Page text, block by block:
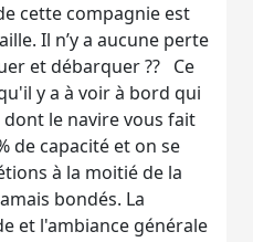
cette compagnie est
Il n’y a aucune perte
et débarquer ?? Ce
y a à voir à bord qui
le navire vous fait
de capacité et on se
à la moitié de la
bondés. La
et l'ambiance générale